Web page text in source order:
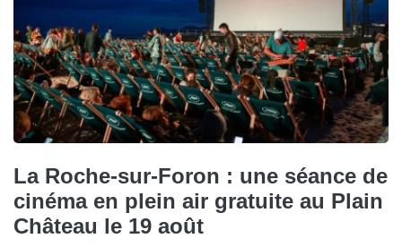
La Roche-sur-Foron : une séance de
cinéma en plein air gratuite au Plain
Château le 19 août